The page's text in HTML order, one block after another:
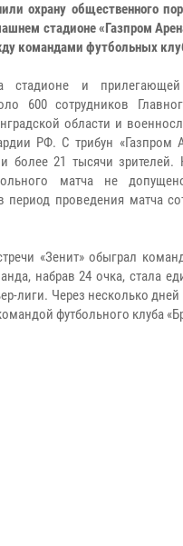
охрану общественного
стадионе «Газпром
командами футбольных
стадионе и
600 сотрудников
области и
РФ. С трибун «Газпром
более 21 тысячи
матча не
период проведения матча
«Зенит» обыграл
набрав 24 очка, стала
лиги. Через несколько
футбольного клуба